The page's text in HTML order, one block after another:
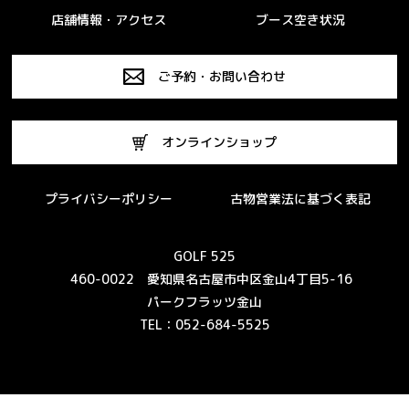
店舗情報・アクセス ブース空き状況
ご予約・お問い合わせ
オンラインショップ
プライバシーポリシー 古物営業法に基づく表記
GOLF 525
460-0022 愛知県名古屋市中区金山4丁目5-16
パークフラッツ金山
TEL：052-684-5525